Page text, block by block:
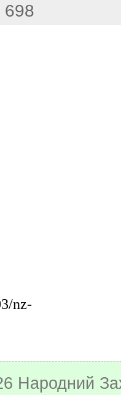
nz-
698
Народний